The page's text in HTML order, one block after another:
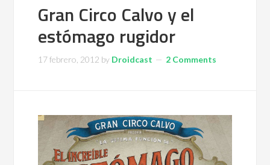
Gran Circo Calvo y el
estómago rugidor
17 febrero, 2012 by Droidcast 2 Comments